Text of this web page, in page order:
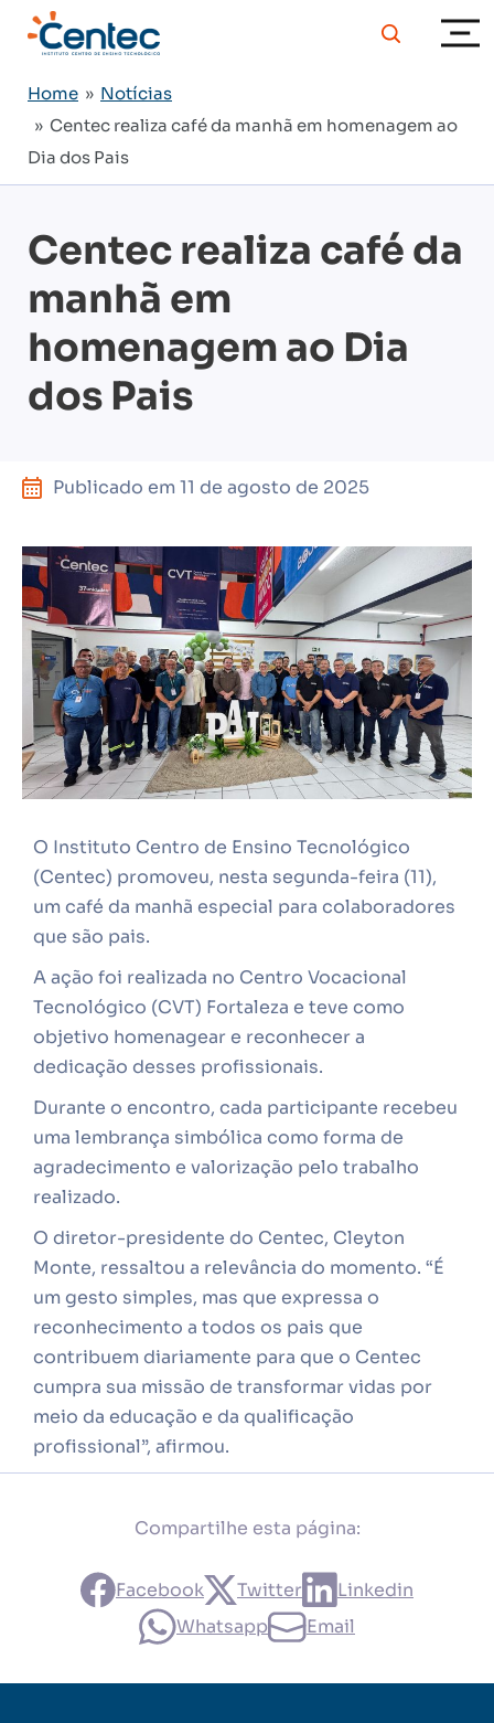
Home » Notícias
» Centec realiza café da manhã em homenagem ao
Dia dos Pais
Centec realiza café da
manhã em
homenagem ao Dia
dos Pais
Publicado em 11 de agosto de 2025
O Instituto Centro de Ensino Tecnológico
(Centec) promoveu, nesta segunda-feira (11),
um café da manhã especial para colaboradores
que são pais.
A ação foi realizada no Centro Vocacional
Tecnológico (CVT) Fortaleza e teve como
objetivo homenagear e reconhecer a
dedicação desses profissionais.
Durante o encontro, cada participante recebeu
uma lembrança simbólica como forma de
agradecimento e valorização pelo trabalho
realizado.
O diretor-presidente do Centec, Cleyton
Monte, ressaltou a relevância do momento. “É
um gesto simples, mas que expressa o
reconhecimento a todos os pais que
contribuem diariamente para que o Centec
cumpra sua missão de transformar vidas por
meio da educação e da qualificação
profissional”, afirmou.
Compartilhe esta página:
Facebook Twitter
Linkedin
Whatsapp
Email